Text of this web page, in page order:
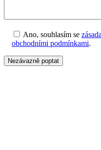
Ano, souhlasím se
obchodními podmínkami.